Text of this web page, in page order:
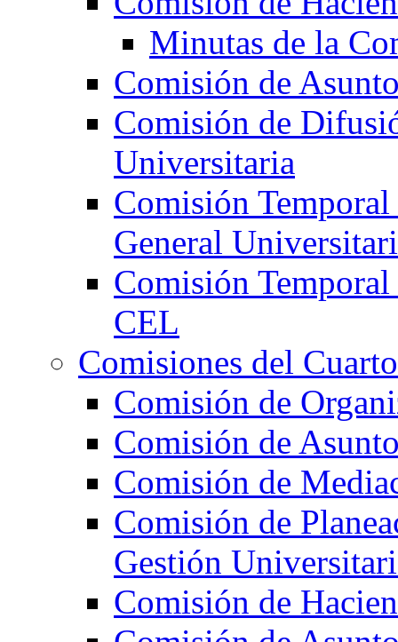
Minutas de la
Comisión de
Comisión de
Universitaria
Comisión
General
Comisión
CEL
Comisiones del
Comisión de
Comisión de
Comisión de
Comisión de
Gestión
Comisión de